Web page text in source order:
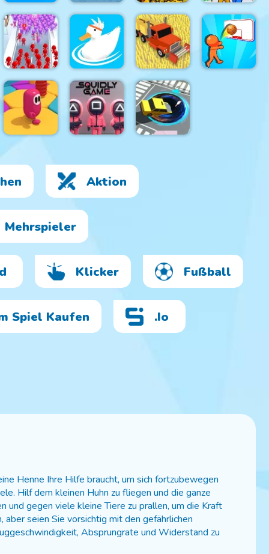
FlipSurf.io DRAWar.io
Raid
Heroes:
Sword and
Magic
Slap & Run
Crowd City 2 Ducklings.io Farmers.io
Fall Beans
Squidly
GameAktion
Mehrspieler
Klicker Fußball
Spiel Kaufen .io
Henne Ihre Hilfe braucht, um sich fortzubewegen
Hilf dem kleinen Huhn zu fliegen und die ganze
und gegen viele kleine Tiere zu prallen, um die Kraft
aber seien Sie vorsichtig mit den gefährlichen
Absprungrate und Widerstand zu